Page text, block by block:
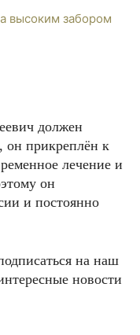
должен
он прикреплён к
лечение и
он
и постоянно
на наш
новости